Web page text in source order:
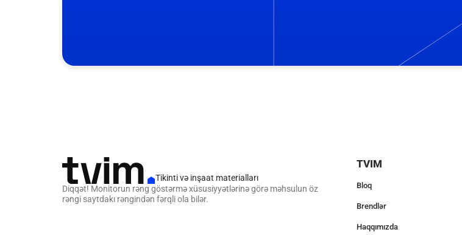
Tikinti və inşaat materialları
Diqqət! Monitorun rəng göstərmə xüsusiyyətlərinə görə məhsulun öz
rəngi saytdakı rəngindən fərqli ola bilər.
TVIM
Bloq
Brendlər
Haqqımızda